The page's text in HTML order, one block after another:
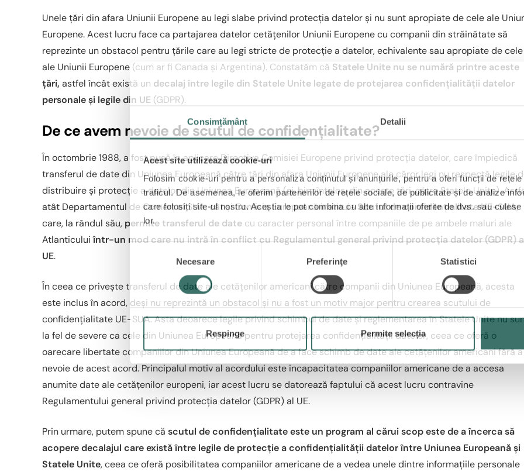
Consimțământ Detalii
Acest site utilizează cookie-uri
Folosim cookie-uri pentru a personaliza conținutul și anunțurile, pentru a oferi funcții de
traficul. De asemenea, le oferim partenerilor de rețele sociale, de publicitate și de analize
care folosiți site-ul nostru. Aceștia le pot combina cu alte informații oferite de dvs. sau
lor.
e
c
ț
i
c
o
n
s
m
ț
Necesare Preferinţe Statistici
Respinge Permite selecția
Unele țări din afara Uniunii Europene au legi slabe privind protecția datelor și nu sunt apropiate de cele ale
Europene. Acest lucru face ca partajarea datelor cetățenilor Uniunii Europene cu companii din străinătate să
reprezinte un obstacol pentru țările care au legi stricte de protecție a datelor, echivalente sau apropiate de cele
ale Uniunii Europene (cum ar fi Canada și Argentina). Constatăm că Statele Unite nu se numără printre aceste
țări, astfel încât există un decalaj între legile din Statele Unite legate de protejarea confidențialității datelor
personale și legile din UE (GDPR).
De ce avem nevoie de scutul de confidențialitate?
În octombrie 1988, a fost pusă în aplicare Directiva Comisiei Europene privind protecția datelor, care împiedică
transferul de date din Uniunea Europeană către țări din afara Uniunii Europene ale căror legi nu respectă legile
distribuire și protecție a datelor din Uniunea Europeană (și, bineînțeles, din aceste țări, către Statele Unite).
atât Departamentul de Comerț al SUA, cât și Comisia Europeană instituieScutul de confidențialitate UE-SUA,
care, la rândul său, permite transferul de date cu caracter personal între companiile de pe ambele maluri ale
Atlanticuluiîntr-un mod care nu intră în conflict cu Regulamentul general privind protecția datelor (GDPR)
UE.
În ceea ce privește transferul de date ale cetățenilor americani către companii din Uniunea Europeană, acesta
este inclus în acord, deși nu reprezintă un obstacol și nu a fost un motiv major pentru crearea scutului de
confidențialitate UE-SUA. Asta deoarece legile privind schimbul de date și reglementarea în Statele Unite nu
la fel de severe ca cele din Uniunea Europeană pentru protejarea confidențialității datelor, ceea ce oferă o
oarecare libertate companiilor din Uniunea Europeană de a face schimb de date ale cetățenilor americani fără
nevoie de acest acord. Principalul motiv al acordului este incapacitatea companiilor americane de a accesa
anumite date ale cetățenilor europeni, iar acest lucru se datorează faptului că acest lucru contravine
Regulamentului general privind protecția datelor (GDPR) al UE.
Prin urmare, putem spune că scutul de confidențialitate este un program al cărui scop este de a încerca să
acopere decalajul care există între legile de protecție a confidențialității datelor între Uniunea Europeană și
Statele Unite, ceea ce oferă posibilitatea companiilor americane de a vedea unele dintre informațiile personale